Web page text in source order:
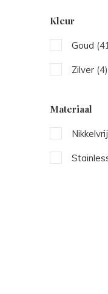
Kleur
Goud
Zilver (4)
Materiaal
Nikkelvrij